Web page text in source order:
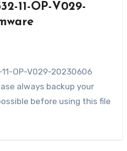
11-OP-V029-
11-OP-V029-20230606
always backup your
before using this file